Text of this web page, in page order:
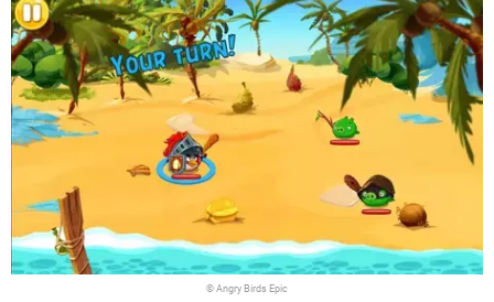
© Angry Birds Epic